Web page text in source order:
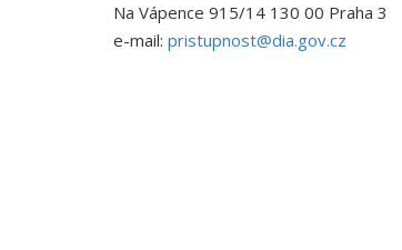
Na Vápence 915/14 130 00 Praha 3
e-mail: pristupnost@dia.gov.cz